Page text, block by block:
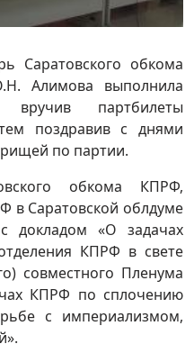
Саратовского обкома
Алимова выполнила
вручив партбилеты
поздравив с днями
по партии.
обкома КПРФ,
в Саратовской облдуме
докладом «О задачах
КПРФ в свете
совместного Пленума
КПРФ по сплочению
с империализмом,